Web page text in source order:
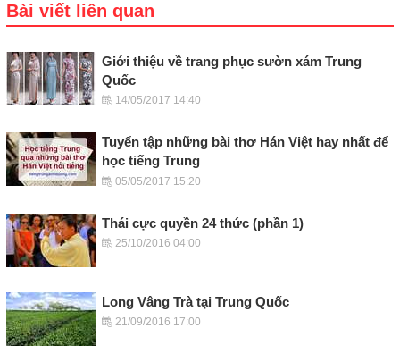
Bài viết liên quan
Giới thiệu về trang phục sườn xám Trung
Quốc
14/05/2017 14:40
Tuyển tập những bài thơ Hán Việt hay nhất để
học tiếng Trung
05/05/2017 15:20
Thái cực quyền 24 thức (phần 1)
25/10/2016 04:00
Long Vâng Trà tại Trung Quốc
21/09/2016 17:00